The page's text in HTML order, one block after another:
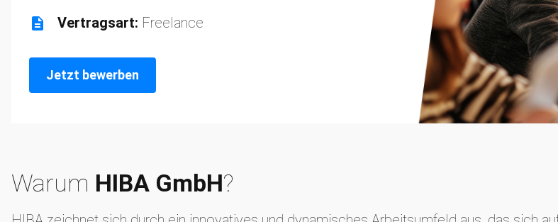
Vertragsart: Freelance
Jetzt bewerben
Warum HIBA GmbH?